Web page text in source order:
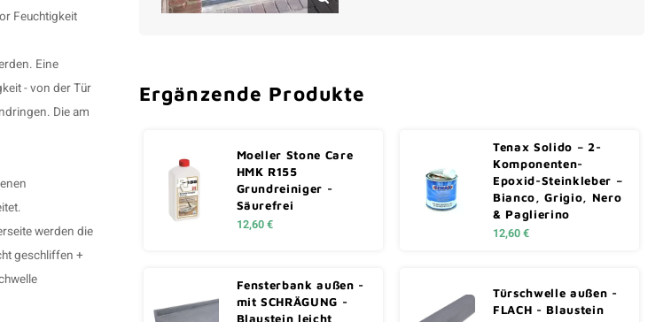
Feuchtigkeit
Eine
- von der Tür
Die am
werden die
geschliffen +
Ergänzende Produkte
Moeller Stone Care
HMK R155
Grundreiniger -
Säurefrei
12,60 €
Tenax Solido – 2-
Komponenten-
Epoxid-Steinkleber –
Bianco, Grigio, Nero
& Paglierino
12,60 €
Fensterbank außen -
mit SCHRÄGUNG -
Blaustein leicht
Türschwelle außen -
FLACH - Blaustein